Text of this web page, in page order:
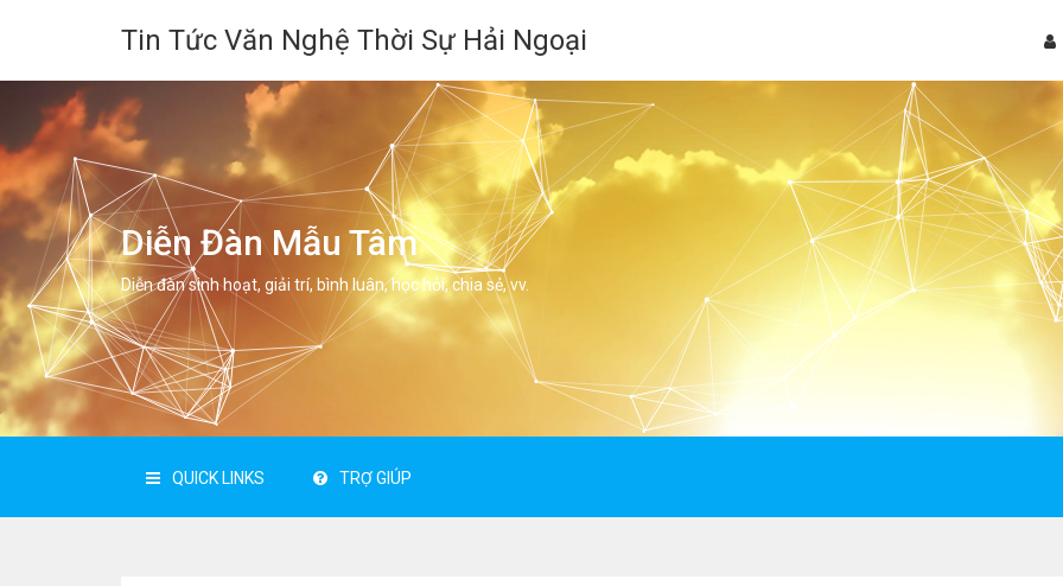
Tin Tức Văn Nghệ Thời Sự Hải Ngoại
Diễn Đàn Mẫu Tâm
Diễn đàn sinh hoạt, giải trí, bình luân, học hỏi, chia sẻ, vv.
QUICK LINKS TRỢ GIÚP